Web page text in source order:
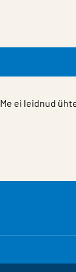
Me ei leidnud